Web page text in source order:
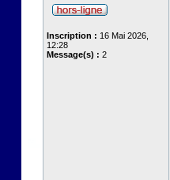
Inscription : 16 Mai 2026,
12:28
Message(s) : 2